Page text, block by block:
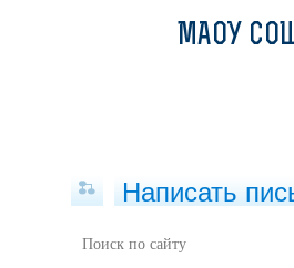
МАОУ
Написать